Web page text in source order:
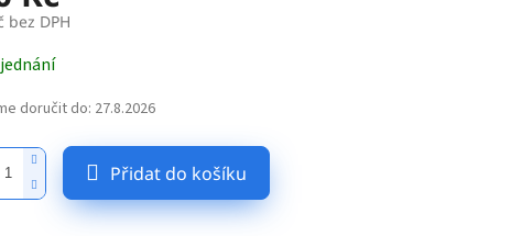
bez DPH
doručit do: 27.8.2026
Přidat do košíku